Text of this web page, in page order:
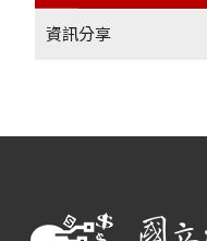
資訊分享